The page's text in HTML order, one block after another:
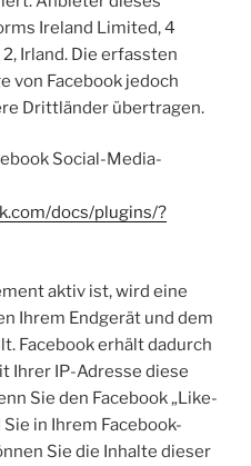
Ireland Limited, 4
Irland. Die erfassten
von Facebook jedoch
Drittländer übertragen.
Social-Media-
docs/plugins/?
aktiv ist, wird eine
Ihrem Endgerät und dem
Facebook erhält dadurch
Ihrer IP-Adresse diese
Sie den Facebook „Like-
in Ihrem Facebook-
Sie die Inhalte dieser